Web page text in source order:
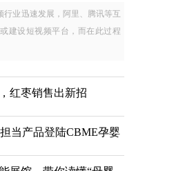
行业迅速发展，阿里、腾讯等互
建设短视频平台，而在此过程
红枣销售出新招
当产品登陆CBME孕婴